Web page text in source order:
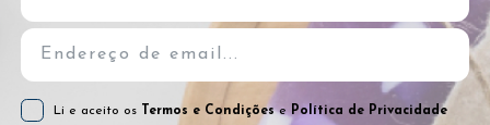
Li e aceito os Termos e Condiçõese Política de Privacidade